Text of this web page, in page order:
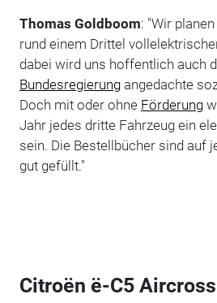
Thomas Goldboom: "Wir
rund einem Drittel
dabei wird uns hoffentlich auch
Bundesregierungangedachte
Doch mit oder ohne Förderung
Jahr jedes dritte Fahrzeug ein
sein. Die Bestellbücher sind auf
gut gefüllt."
Citroën ë-C5